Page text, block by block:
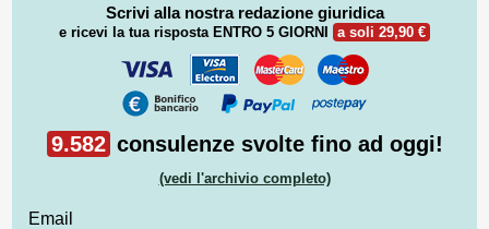
Scrivi alla nostra redazione giuridica
e ricevi la tua risposta ENTRO 5 GIORNI a soli 29,90 €
9.582 consulenze svolte fino ad oggi!
(vedi l'archivio completo)
Email